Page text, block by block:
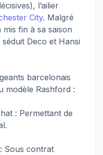
l’ailier
City. Malgré
fin à sa saison
Deco et Hansi
barcelonais
modèle Rashford :
: Permettant de
Sous contrat